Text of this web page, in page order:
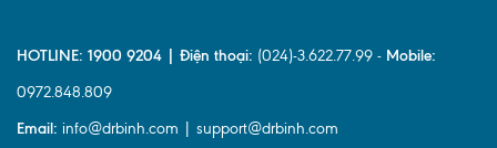
HOTLINE: 1900 9204 | Điện thoại: (024)-3.622.77.99 - Mobile:
0972.848.809
Email: info@drbinh.com | support@drbinh.com